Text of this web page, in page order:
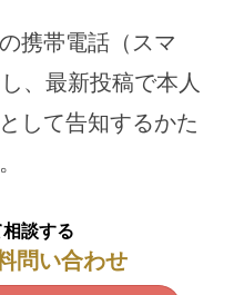
携帯電話（スマ
、最新投稿で本人
して告知するかた
談する
問い合わせ